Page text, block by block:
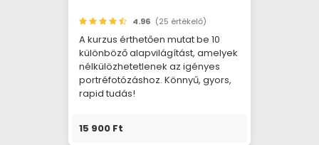
4.96 (25 értékelő)
A kurzus érthetően mutat be 10
különböző alapvilágítást, amelyek
nélkülözhetetlenek az igényes
portréfotózáshoz. Könnyű, gyors,
rapid tudás!
15 900 Ft